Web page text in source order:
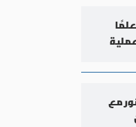
مع